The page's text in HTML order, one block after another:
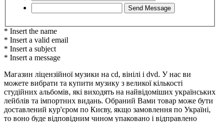
* Insert the name
* Insert a valid email
* Insert a subject
* Insert a message
Магазин ліцензійної музики на cd, вінілі і dvd. У нас ви
можете вибрати та купити музику з великої кількості
студійних альбомів, які виходять на найвідоміших українських
лейблів та імпортних видань. Обраний Вами товар може бути
доставлений кур'єром по Києву, якщо замовлення по Україні,
то воно буде відповідним чином упаковано і відправлено